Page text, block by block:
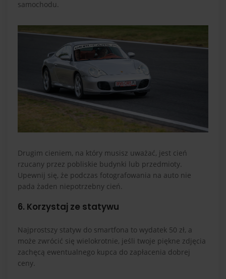
samochodu.
Drugim cieniem, na który musisz uważać, jest cień
rzucany przez pobliskie budynki lub przedmioty.
Upewnij się, że podczas fotografowania na auto nie
pada żaden niepotrzebny cień.
6. Korzystaj ze statywu
Najprostszy statyw do smartfona to wydatek 50 zł, a
może zwrócić się wielokrotnie, jeśli twoje piękne zdjęcia
zachęcą ewentualnego kupca do zapłacenia dobrej
ceny.